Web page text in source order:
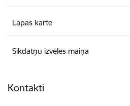
Lapas karte
Sīkdatņu izvēles maiņa
Kontakti